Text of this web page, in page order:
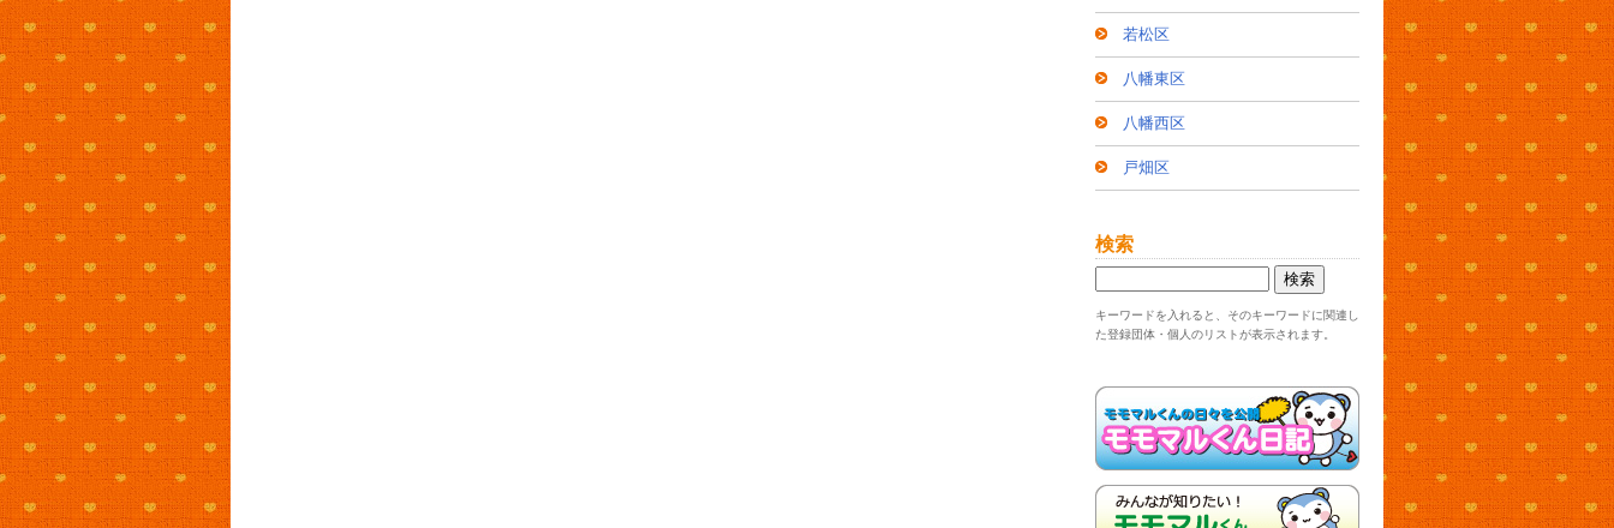
若松区
八幡東区
八幡西区
戸畑区
検索
キーワードを入れると、そのキーワードに関連し
た登録団体・個人のリストが表示されます。